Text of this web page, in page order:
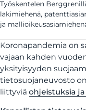
Työskentelen
lakimiehenä,
ja
Koronapandemia on
vajaan kahden
yksityisyyden
tietosuojaneuvosto
liittyviä ohjeistuksia